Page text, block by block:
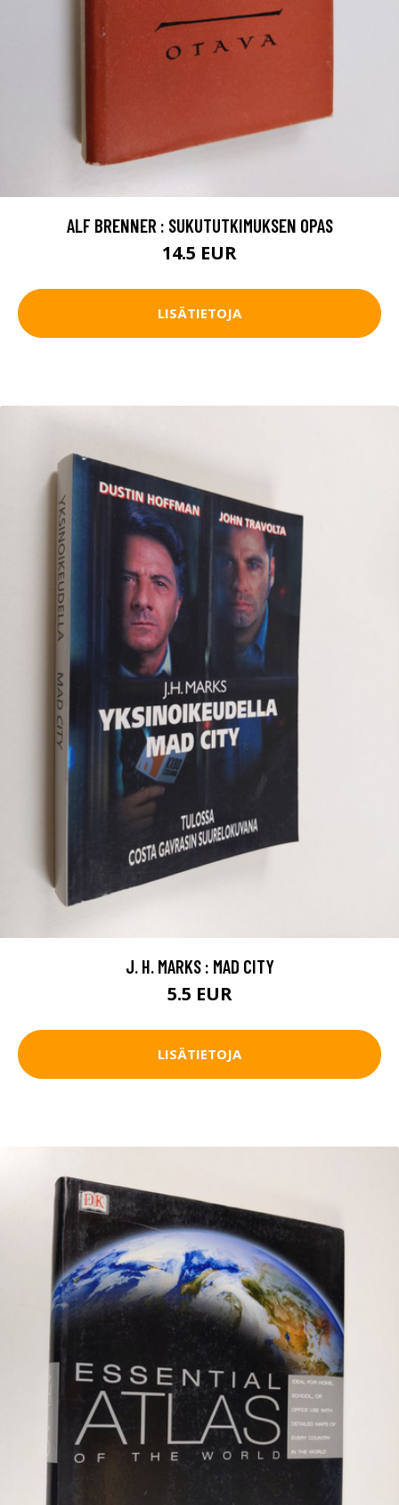
ALF BRENNER : SUKUTUTKIMUKSEN OPAS
14.5 EUR
LISÄTIETOJA
J. H. MARKS : MAD CITY
5.5 EUR
LISÄTIETOJA